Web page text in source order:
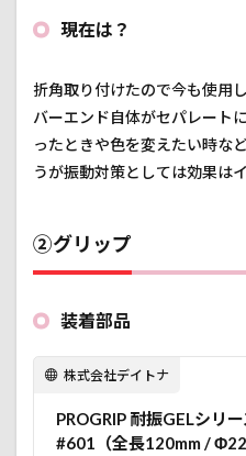
現在は？
折角取り付けたので今も使用
バーエンド自体がセパレート
ったときや色を変えたい時な
うが振動対策としては効果は
②グリップ
装着部品
株式会社デイトナ
PROGRIP 耐振GELシリ
#601（全長120mm /